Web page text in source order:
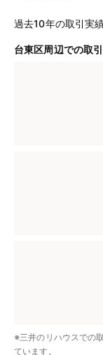
過去10年の取引実
台東区周辺での取
※三井のリハウスでの
ています。